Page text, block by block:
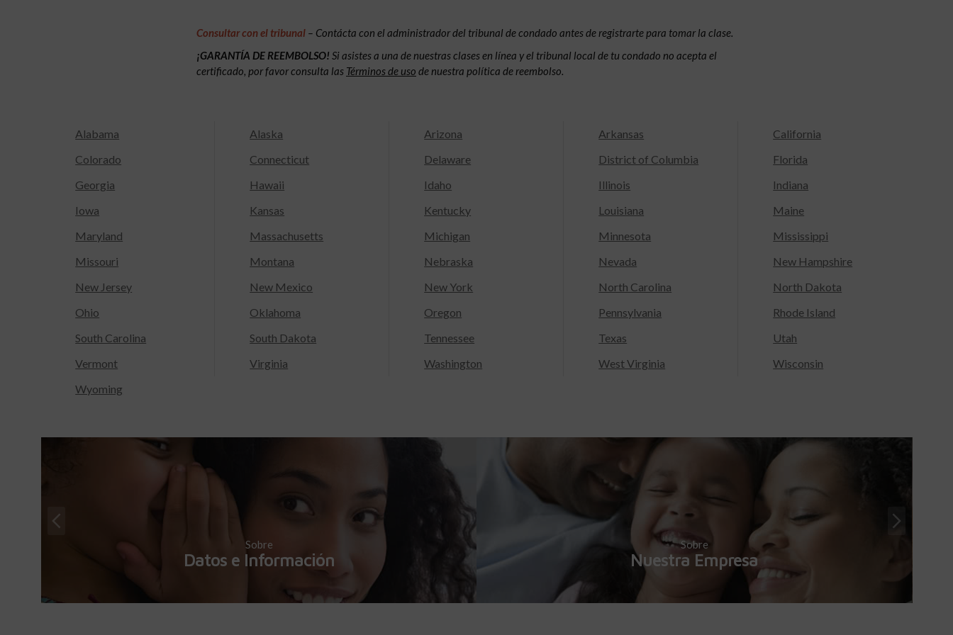
Consultar con el tribunal – Contácta con el administrador del tribunal de condado antes de registrarte para tomar la clase.
¡GARANTÍA DE REEMBOLSO! Si asistes a una de nuestras clases en línea y el tribunal local de tu condado no acepta el
certificado, por favor consulta las Términos de uso de nuestra política de reembolso.
Alabama Alaska Arizona Arkansas
California
Colorado
Connecticut Delaware District of Columbia
Florida
Georgia
Hawaii Idaho Illinois
Indiana
Iowa
Kansas Kentucky Louisiana
Maine
Maryland
Massachusetts Michigan Minnesota
Mississippi
Missouri
Montana Nebraska Nevada
New Hampshire
New Jersey
New Mexico New York North Carolina
North Dakota
Ohio
Oklahoma Oregon Pennsylvania
Rhode Island
South Carolina
South Dakota Tennessee Texas
Utah
Vermont
Virginia Washington West Virginia
Wisconsin
Wyoming
Sobre
Datos e Información
Sobre
Nuestra Empresa